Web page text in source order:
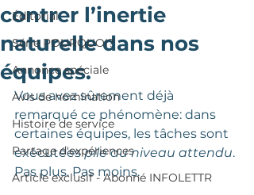
Éditorial
Série POURQUOI?
Annonce spéciale
Avis de nomination
Histoire de service
Partage d'expériences
Article exclusif - Abonné INFOLETTR
contrer l’inertie
naturelle dans nos
équipes.
Vous avez sûrement déjà
remarqué ce phénomène: dans
certaines équipes, les tâches sont
exécutées pile au niveau attendu.
Pas plus. Pas moins.